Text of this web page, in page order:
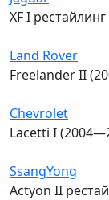
XF I
Land Rover
Freelander II
Chevrolet
Lacetti I
SsangYong
Actyon II